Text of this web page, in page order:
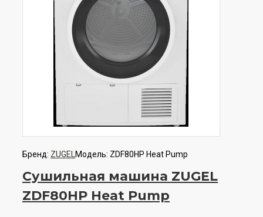
Бренд: ZUGEL Модель: ZDF80HP Heat Pump
Сушильная машина ZUGEL
ZDF80HP Heat Pump